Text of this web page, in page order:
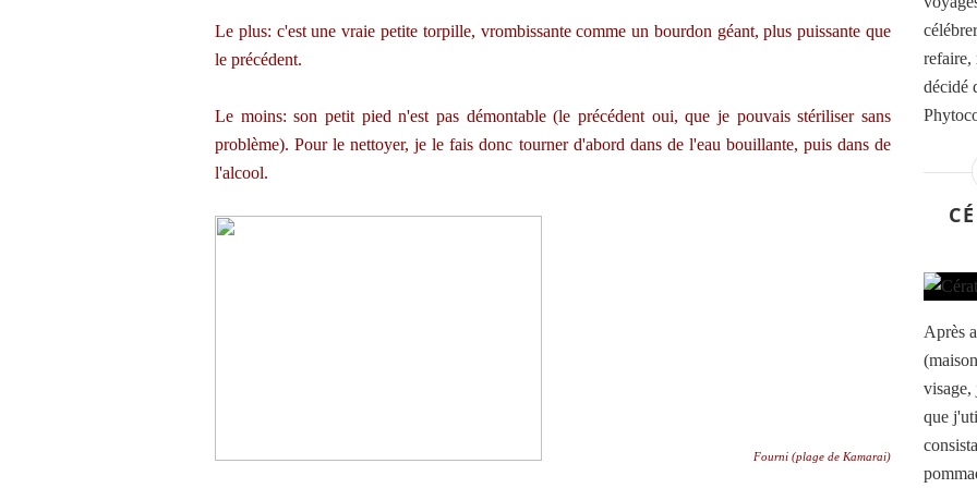
Le plus: c'est une vraie petite torpille, vrombissante comme un bourdon géant, plus puissante que
le précédent.
Le moins: son petit pied n'est pas démontable (le précédent oui, que je pouvais stériliser sans
problème). Pour le nettoyer, je le fais donc tourner d'abord dans de l'eau bouillante, puis dans de
l'alcool.
Fourni (plage de Kamarai)
refaire,
décidé
Après
que